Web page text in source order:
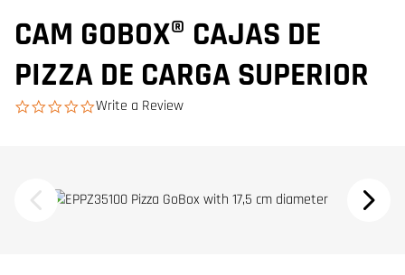
CAM GOBOX® CAJAS DE
PIZZA DE CARGA SUPERIOR
0.0 star rating
Write a Review